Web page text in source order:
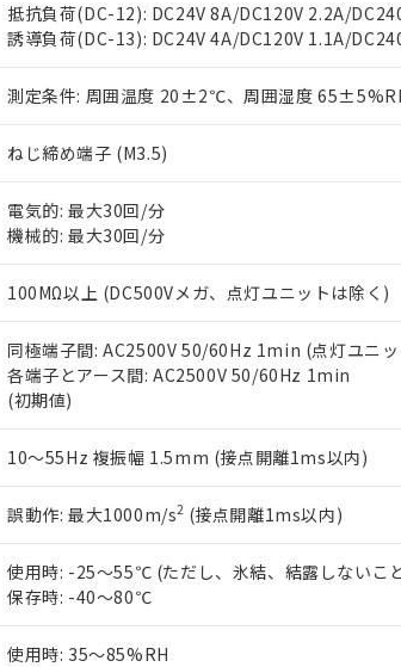
抵抗負荷(DC-12): DC24V 8A/DC120V 2.2A/
誘導負荷(DC-13): DC24V 4A/DC120V 1.1A/
測定条件: 周囲温度 20±2℃、周囲湿度
ねじ締め端子 (M3.5)
電気的: 最大30回/分
機械的: 最大30回/分
100MΩ以上 (DC500Vメガ、点灯ユニットは除く)
同極端子間: AC2500V 50/60Hz 1min (点灯ユニ
各端子とアース間: AC2500V 50/60Hz 1min
(初期値)
10～55Hz 複振幅 1.5mm (接点開離1ms以内)
誤動作: 最大1000m/s2 (接点開離1ms以内)
使用時: -25～55℃ (ただし、氷結、結露しないこ
保存時: -40～80℃
使用時: 35～85%RH
い。
正式な納期状況および標準価格はお客様
当社販売員にご相談ください。
オムロン制御機器販売店や当社販売拠点は
在庫状況および標準価格結果を当社の事
す。
マイパーツ機能（部品リスト作成サー
お客様が当ウェブサイト上で当社にご登
が、当社の製品・サービスに関するお客
さい。
※当社の共同利用者とは、"個人情報の共
いる法人を指します。
※2 対応予定月
部品在庫の切り替え状況などにより、予定月
※3 非含有証明書ダウンロード
下記の非含有証明書をダウンロードすること
EU RoHS指令（10物質）の非含有証明書
51物質の非含有証明書（当社基準）
※本証明書は発行日時点で非含有を証明する
また、RoHS指令のフタル酸エステル類４物
混在することから備考欄に対応日を記載して
既に当社にて対応品への在庫切替を完了し
り割愛しております。
DBP(フタル酸ジブチル) : 1000ppm、 DIBP(フタル酸ジイ
DEHP(フタル酸ビス(2-エチルヘキシル)) : 1000ppm
※2 環境保護使用期限
「ｅ」：有害物質（10物質）のすべてが基準
「10」：通常の使用状況下において有害物質
味します。
「－」：未確認です。当社販売部門へお問い合
当社は貴社製品を、核兵器、ミサイル、
置等に一切使用いたしません。
当社は、貴社製品を第三者に販売する場
また当社は、販売先および販売に係わる
たしません。
○ 一定数以上の在庫あり
△ 一定数には満たないが在庫あり
－
在庫なし(最新の在庫状況について
機器販売店・当社販売員にご確認く
空
白
受注生産機種、また在庫状況の情報